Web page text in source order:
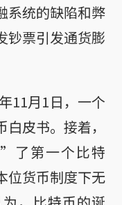
系统的缺陷和弊
钞票引发通货膨
11月1日，一个
皮书。接着，
了第一个比特
位货币制度下无